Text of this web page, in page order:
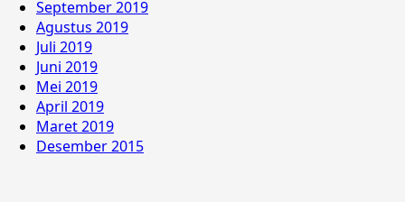
September 2019
Agustus 2019
Juli 2019
Juni 2019
Mei 2019
April 2019
Maret 2019
Desember 2015